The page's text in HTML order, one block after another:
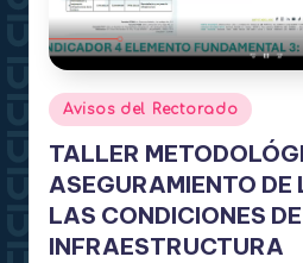
Publicado
en
Avisos del Rectorado
TALLER
ASEGURAMIENTO DE
LAS CONDICIONES DE
INFRAESTRUCTURA